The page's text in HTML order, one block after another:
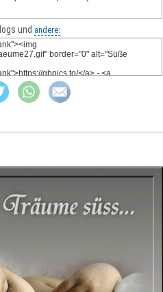
und andere: